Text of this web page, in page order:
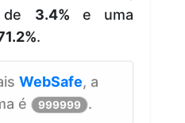
de 3.4% e uma
.
WebSafe, a
é
999999 .